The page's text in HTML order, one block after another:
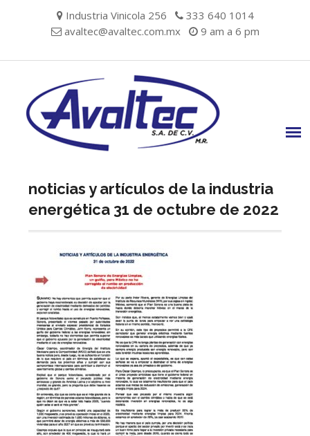
Industria Vinicola 256
333 640 1014
avaltec@avaltec.com.mx
9 am a 6 pm
noticias y artículos de la industria
energética 31 de octubre de 2022